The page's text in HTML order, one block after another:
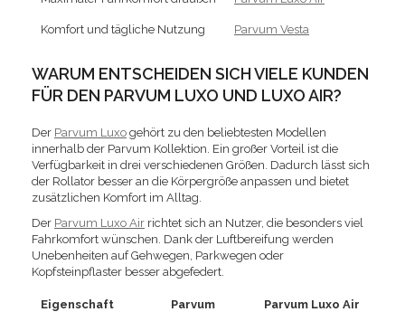
Komfort und tägliche Nutzung Parvum Vesta
WARUM ENTSCHEIDEN SICH VIELE KUNDEN
FÜR DEN PARVUM LUXO UND LUXO AIR?
Der Parvum Luxo gehört zu den beliebtesten Modellen
innerhalb der Parvum Kollektion. Ein großer Vorteil ist die
Verfügbarkeit in drei verschiedenen Größen. Dadurch lässt sich
der Rollator besser an die Körpergröße anpassen und bietet
zusätzlichen Komfort im Alltag.
Der Parvum Luxo Air richtet sich an Nutzer, die besonders viel
Fahrkomfort wünschen. Dank der Luftbereifung werden
Unebenheiten auf Gehwegen, Parkwegen oder
Kopfsteinpflaster besser abgefedert.
Eigenschaft
Parvum
Parvum Luxo Air